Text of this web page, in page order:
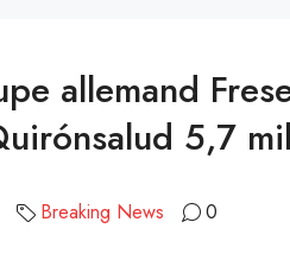
allemand
5,7
Breaking News 0